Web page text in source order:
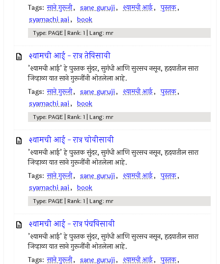
Tags: साने गुरूजी, sane guruji, श्यामची आई, पुस्तक,
syamachi aai, book
Type: PAGE | Rank: 1 | Lang: mr
श्यामची आई - रात्र तेविसावी
’श्यामची आई’ हे पुस्तक सुंदर, सुगंधी आणि सुरसच नसून, हृदयातील सारा
जिव्हाळा यात साने गुरूजींनी ओतलेला आहे.
Tags: साने गुरूजी, sane guruji, श्यामची आई, पुस्तक,
syamachi aai, book
Type: PAGE | Rank: 1 | Lang: mr
श्यामची आई - रात्र चोवीसावी
’श्यामची आई’ हे पुस्तक सुंदर, सुगंधी आणि सुरसच नसून, हृदयातील सारा
जिव्हाळा यात साने गुरूजींनी ओतलेला आहे.
Tags: साने गुरूजी, sane guruji, श्यामची आई, पुस्तक,
syamachi aai, book
Type: PAGE | Rank: 1 | Lang: mr
श्यामची आई - रात्र पंचविसावी
’श्यामची आई’ हे पुस्तक सुंदर, सुगंधी आणि सुरसच नसून, हृदयातील सारा
जिव्हाळा यात साने गुरूजींनी ओतलेला आहे.
Tags: साने गुरूजी, sane guruji, श्यामची आई, पुस्तक,